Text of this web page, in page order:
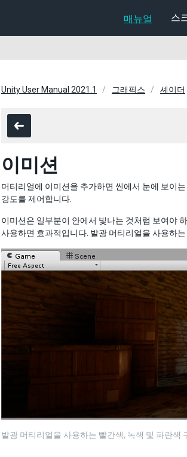
매뉴얼 스
Unity User Manual 2021.1 그래픽스 셰이더
이미션
머티리얼에 이미션을 추가하면 씬에서 눈에 보이
강도를 제어합니다.
이미션은 일부분이 안에서 빛나는 것처럼 보여야
사용하면 효과적입니다. 발광 머티리얼을 사용하
발광 머티리얼을 사용하는 빨간색, 녹색 및 파란색